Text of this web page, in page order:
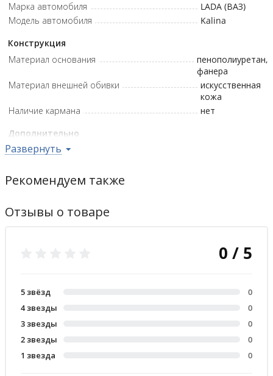
Марка автомобиля
LADA (ВАЗ)
Модель автомобиля
Kalina
Конструкция
Материал основания
пенополиуретан,
фанера
Материал внешней обивки
искусственная
кожа
Наличие кармана
нет
Дополнительно
Цвет внешней обивки
Возврат
Развернуть
Рекомендуем также
Отзывы о товаре
0 / 5
5 звёзд
0
4 звезды
0
3 звезды
0
2 звезды
0
1 звезда
0